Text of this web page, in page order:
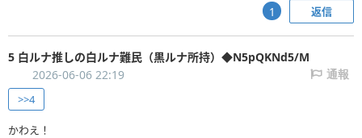
返信
1
5 白ルナ推しの白ルナ難民（黒ルナ所持）◆N5pQKNd5/M
2026-06-06 22:19
通報
>>4
かわえ！